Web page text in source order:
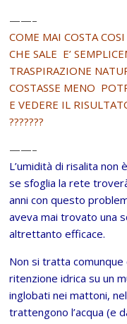
——–
COME MAI COSTA
CHE SALE E’
TRASPIRAZIONE
COSTASSE MENO
E VEDERE IL
???????
——–
L’umidità di risalita
se sfoglia la rete
anni con questo
aveva mai trovato una
altrettanto efficace.
Non si tratta comunque
ritenzione idrica su un
inglobati nei mattoni,
trattengono l’acqua (e